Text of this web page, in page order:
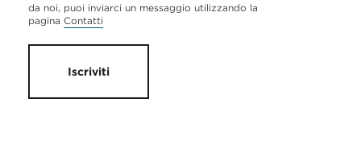
da noi, puoi inviarci un messaggio utilizzando la
pagina Contatti
Iscriviti